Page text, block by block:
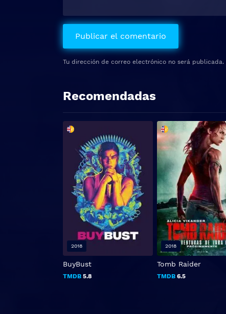
Tu dirección de correo electrónico no será publicada.
Recomendadas
BuyBust
TMDB 5.8
2018
Tomb Raider
TMDB 6.5
2018